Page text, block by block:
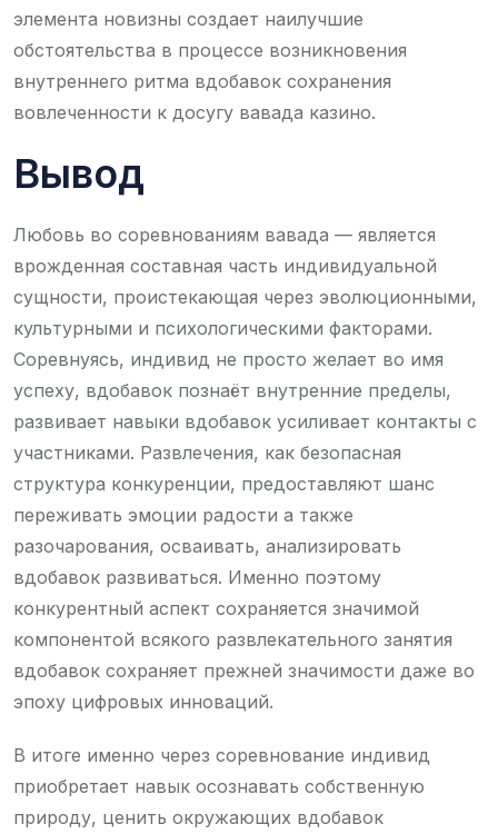
элемента новизны создает наилучшие
обстоятельства в процессе возникновения
внутреннего ритма вдобавок сохранения
вовлеченности к досугу вавада казино.
Вывод
Любовь во соревнованиям вавада — является
врожденная составная часть индивидуальной
сущности, проистекающая через эволюционными,
культурными и психологическими факторами.
Соревнуясь, индивид не просто желает во имя
успеху, вдобавок познаёт внутренние пределы,
развивает навыки вдобавок усиливает контакты с
участниками. Развлечения, как безопасная
структура конкуренции, предоставляют шанс
переживать эмоции радости а также
разочарования, осваивать, анализировать
вдобавок развиваться. Именно поэтому
конкурентный аспект сохраняется значимой
компонентой всякого развлекательного занятия
вдобавок сохраняет прежней значимости даже во
эпоху цифровых инноваций.
В итоге именно через соревнование индивид
приобретает навык осознавать собственную
природу, ценить окружающих вдобавок